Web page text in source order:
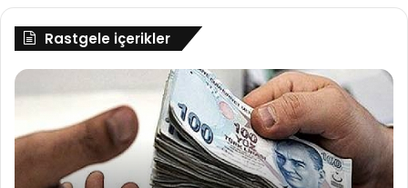
Rastgele içerikler
Ev
Kirasını
Vermek
Suç